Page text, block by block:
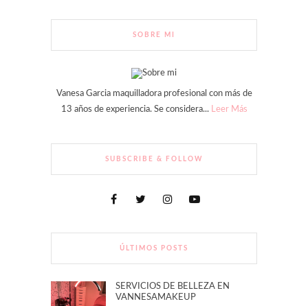
SOBRE MI
Vanesa Garcia maquilladora profesional con más de
13 años de experiencia. Se considera... Leer Más
SUBSCRIBE & FOLLOW
ÚLTIMOS POSTS
SERVICIOS DE BELLEZA EN
VANNESAMAKEUP